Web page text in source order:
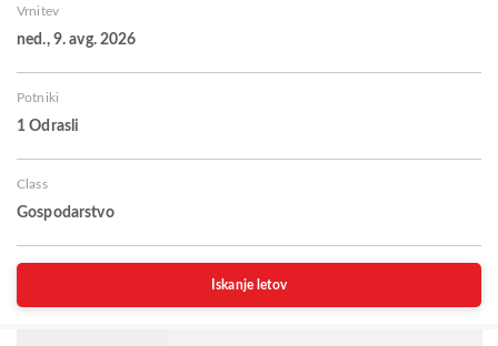
Vrnitev
ned., 9. avg. 2026
Potniki
1 Odrasli
Class
Gospodarstvo
Iskanje letov